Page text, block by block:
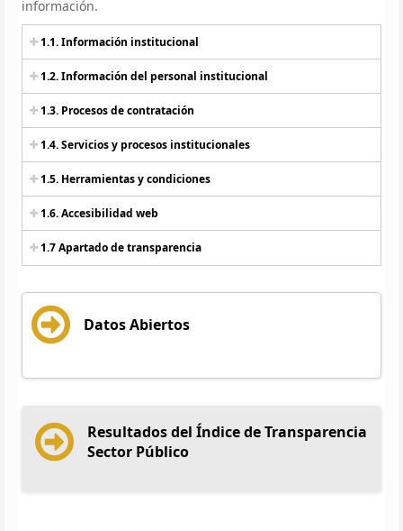
información.
1.1. Información institucional
1.2. Información del personal institucional
1.3. Procesos de contratación
1.4. Servicios y procesos institucionales
1.5. Herramientas y condiciones
1.6. Accesibilidad web
1.7 Apartado de transparencia
Datos Abiertos
Resultados del Índice de Transparencia
Sector Público